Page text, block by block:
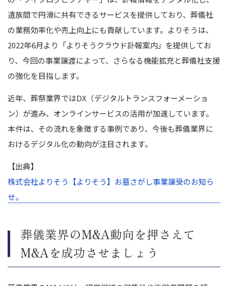
遺族間で円滑に共有できるサービスを提供しており、葬儀社
の業務効率化や売上向上にも貢献しています。よりそうは、
2022年6月より「よりそうクラウド訃報案内」を提供してお
り、今回の事業譲渡によって、さらなる機能拡充と葬儀社支援
の強化を目指します。
近年、葬祭業界ではDX（デジタルトランスフォーメーショ
ン）が進み、オンラインサービスの活用が加速しています。
本件は、その流れを象徴する事例であり、今後も葬儀業界に
おけるデジタル化の動向が注目されます。
【出典】
株式会社よりそう【よりそう】お墓さがし事業譲受のお知ら
せ。
葬儀業界のM&A動向を押さえて
M&Aを成功させましょう